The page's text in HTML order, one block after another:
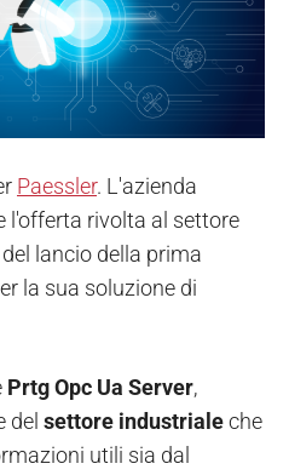
Paessler. L'azienda
l'offerta rivolta al settore
lancio della prima
la sua soluzione di
Prtg Opc Ua Server,
del settore industrialeche
utili sia dal